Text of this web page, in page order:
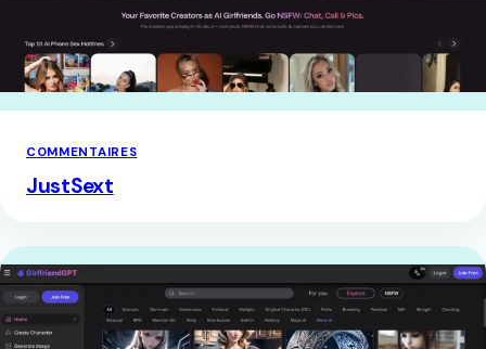
COMMENTAIRES
JustSext